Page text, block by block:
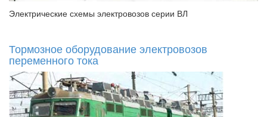
Электрические схемы электровозов серии ВЛ
Тормозное оборудование электровозов
переменного тока